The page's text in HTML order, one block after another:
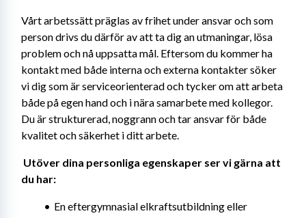
Vårt arbetssätt präglas av frihet under ansvar och som
person drivs du därför av att ta dig an utmaningar, lösa
problem och nå uppsatta mål. Eftersom du kommer ha
kontakt med både interna och externa kontakter söker
vi dig som är serviceorienterad och tycker om att arbeta
både på egen hand och i nära samarbete med kollegor.
Du är strukturerad, noggrann och tar ansvar för både
kvalitet och säkerhet i ditt arbete.
Utöver dina personliga egenskaper ser vi gärna att
du har:
En eftergymnasial elkraftsutbildning eller